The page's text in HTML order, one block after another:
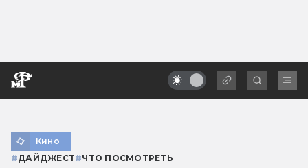
Кино
#ДАЙДЖЕСТ#ЧТО ПОСМОТРЕТЬ